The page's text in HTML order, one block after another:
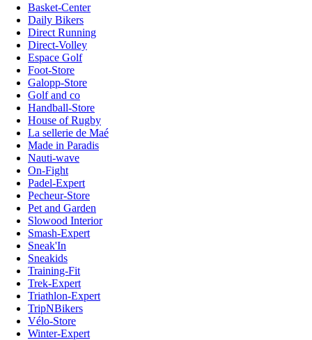
Basket-Center
Daily Bikers
Direct Running
Direct-Volley
Espace Golf
Foot-Store
Galopp-Store
Golf and co
Handball-Store
House of Rugby
La sellerie de Maé
Made in Paradis
Nauti-wave
On-Fight
Padel-Expert
Pecheur-Store
Pet and Garden
Slowood Interior
Smash-Expert
Sneak'In
Sneakids
Training-Fit
Trek-Expert
Triathlon-Expert
TripNBikers
Vélo-Store
Winter-Expert